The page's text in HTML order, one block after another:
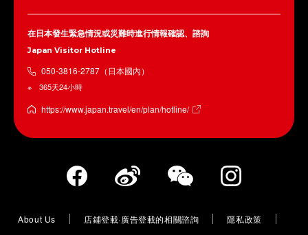
在日本發生緊急情況或災難時進行情報確認、諮詢
Japan Visitor Hotline
050-3816-2787（日本國內）
365天24小時
https://www.japan.travel/en/plan/hotline/
About Us 店鋪登載·廣告登載的相關諮詢
隱私政策